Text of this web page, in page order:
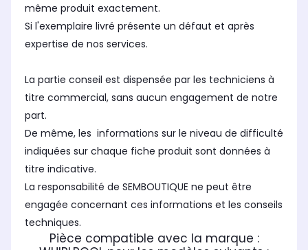
même produit exactement.
Si l'exemplaire livré présente un défaut et après
expertise de nos services.
La partie conseil est dispensée par les techniciens à
titre commercial, sans aucun engagement de notre
part.
De même, les informations sur le niveau de difficulté
indiquées sur chaque fiche produit sont données à
titre indicative.
La responsabilité de SEMBOUTIQUE ne peut être
engagée concernant ces informations et les conseils
techniques.
Pièce compatible avec la marque :